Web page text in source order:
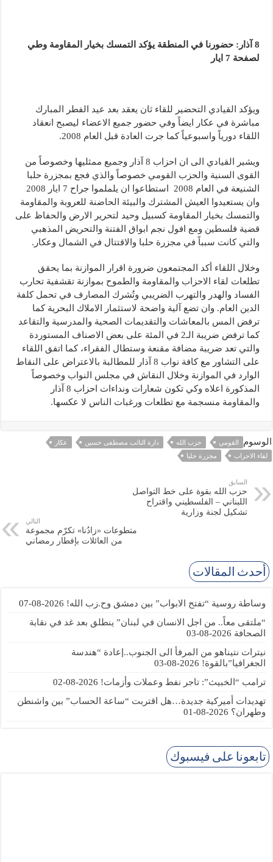
8 آذار: حضورنا في المنطقة يؤكد التمسك بخيار المقاومة وطي
لصفحة 7 ايار
ويؤكد القيادي التحضير للقاء ثان يعقد بعد عيد الفطر المبارك
مباشرة في عكار ايضاً وفي حضور جميع الاعضاء ليصبح انعقاد
اللقاء دورياً واسبوعياً كما جرت العادة قبل العام 2008.
ويشير القيادي الى ان احزاب 8 آذار وجميع ممثليها وخصوصاً من
القوى السنية والحزب القومي خصوصاً والذي فجع بمجزرة حلبا
الشنيعة في العام 2008 استطاعوا ان يلملموا جراح 7 ايار 2008
وان يستعيدوا العيش المشترك والبيئة الحاضنة للعروبة والمقاومة
والتمسك بخيار المقاومة كسبيل وحيد لتحرير الارض والحفاظ على
قضية فلسطين ومع افول نجم ابواق الفتنة والتحريض المذهبي
والتي كانت سبباً في مجزرة حلبا والاقتتال في الشمال وعكار.
وخلال اللقاء أكد المجتمعون ضرورة اقرار الموازنة بما يحقق
تطلعات لقاء الاحزاب والمقاومة والطموح بموازنة تقشفية تحارب
الفساد والهدر والتهرب الضريبي وتُشرك المصارف في تحمل كلفة
الدين العام. وان تضع آلية واضحة لاستثمار الاملاك البحرية كما
ترفض المس بالمعاشات والتقديمات الصحية والمدرسية والتقاعد
كما ترفض ضريبة الـ2 في المئة على بعض الاصناف المستوردة
والتي تعد ضريبة مضافة مقنعة وستطال الفقراء، كما اتفق اللقاء
على التشاور مع كافة نواب 8 آذار للمطالبة بالاعتراض على النقاط
الوارد في الموازنة وخلال النقاش في مجلس النواب وخصوصاً
المذكورة اعلاه وكي تكون شعارات ونداءات احزاب 8 آذار
والمقاومة منسجمة مع تطلعات ورغبات الناس لا عكسها.
الوسوم القومي حزب الله دارة النائب مصطفى حسين
عكار
لقاء الاحزاب
مجزرة حلبا
السابق
حزب الله بقوة على خط التواصل
اللبناني – الفلسطيني واقتراح
تشكيل لجنة وزارية
التالي
متطوعات «زادُنا» تكرّم مجموعة
من العائلات بإفطار رمضاني
أحدث المقالات
وساطة روسية “تفتح الابواب” بين دمشق وح.زب الله! 2026-08-07
“ملتقى معاً.. من اجل الانسان في لبنان” ينطلق بعد غد في نقابة
الصحافة 2026-08-03
نيترات نتيناهو من المرفأ الى الجنوب..إعادة “هندسة
الجغرافيا”بالقوة! 2026-08-03
ترامب “الخبيث”: تاجر نفط وعملات وأزمات! 2026-08-02
تهديدات أميركية جديدة…هل اقتربت “ساعة الحساب” بين واشنطن
وطهران؟ 2026-08-01
تابعونا على فيسبوك